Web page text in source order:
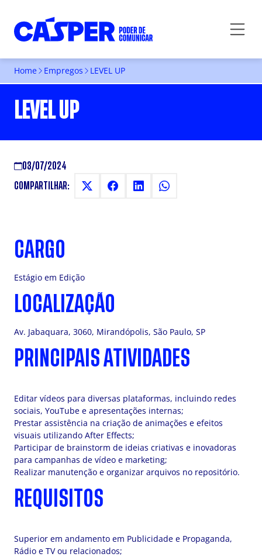
Home Empregos LEVEL UP
LEVEL UP
03/07/2024
COMPARTILHAR:
CARGO
Estágio em Edição
LOCALIZAÇÃO
Av. Jabaquara, 3060, Mirandópolis, São Paulo, SP
PRINCIPAIS ATIVIDADES
Editar vídeos para diversas plataformas, incluindo redes
sociais, YouTube e apresentações internas;
Prestar assistência na criação de animações e efeitos
visuais utilizando After Effects;
Participar de brainstorm de ideias criativas e inovadoras
para campanhas de vídeo e marketing;
Realizar manutenção e organizar arquivos no repositório.
REQUISITOS
Superior em andamento em Publicidade e Propaganda,
Rádio e TV ou relacionados;